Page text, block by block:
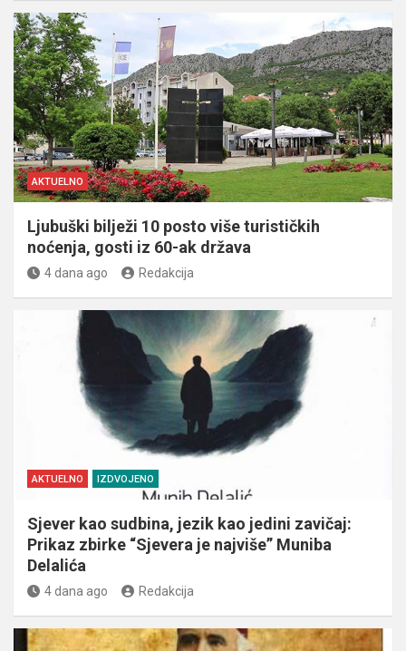
AKTUELNO
Ljubuški bilježi 10 posto više turističkih
noćenja, gosti iz 60-ak država
4 dana ago Redakcija
AKTUELNO IZDVOJENO
Sjever kao sudbina, jezik kao jedini zavičaj:
Prikaz zbirke “Sjevera je najviše” Muniba
Delalića
4 dana ago Redakcija